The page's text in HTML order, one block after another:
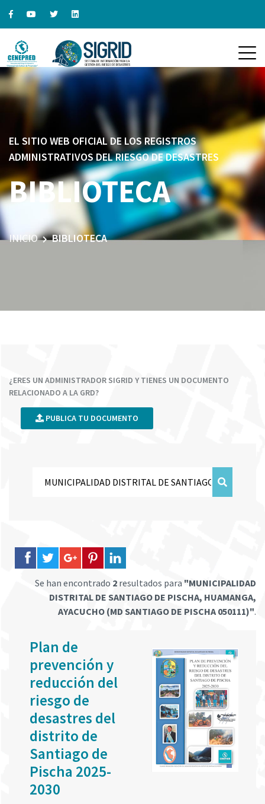
EL SITIO WEB OFICIAL DE LOS REGISTROS
ADMINISTRATIVOS DEL RIESGO DE DESASTRES
BIBLIOTECA
INICIO BIBLIOTECA
¿ERES UN ADMINISTRADOR SIGRID Y TIENES UN DOCUMENTO
RELACIONADO A LA GRD?
PUBLICA TU DOCUMENTO
Se han encontrado 2 resultados para "MUNICIPALIDAD
DISTRITAL DE SANTIAGO DE PISCHA, HUAMANGA,
AYACUCHO (MD SANTIAGO DE PISCHA 050111)".
Plan de
prevención y
reducción del
riesgo de
desastres del
distrito de
Santiago de
Pischa 2025-
2030